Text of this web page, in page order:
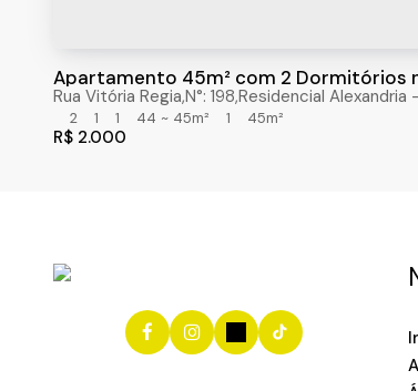
Apartamento 45m² com 2 Dormitórios
Condomínio Orquídea Park - Várzea
R$ 2.000
Rua Vitória Regia,N°: 198,Residencial Alexandria
2 1 1 44 ~ 45m² 1 45m²